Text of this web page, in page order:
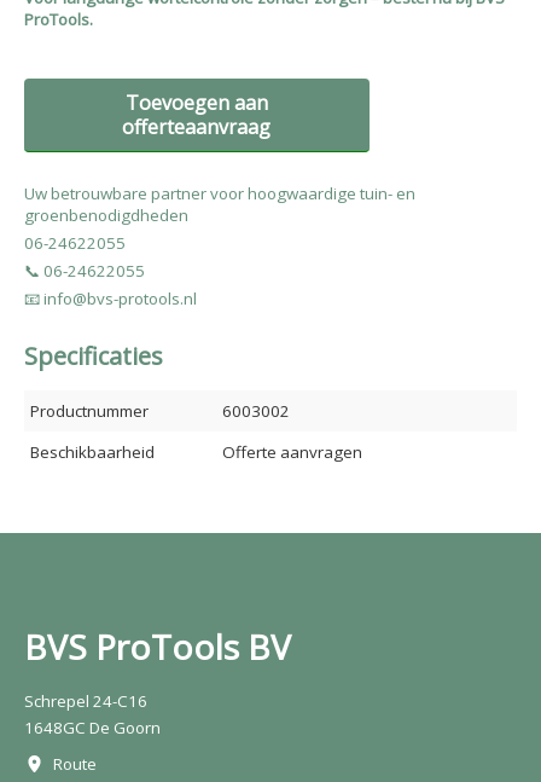
ProTools.
Toevoegen aan
offerteaanvraag
Uw betrouwbare partner voor hoogwaardige tuin- en
groenbenodigdheden
06-24622055
📞 06-24622055
📧 info@bvs-protools.nl
Specificaties
Productnummer
6003002
Beschikbaarheid
Offerte aanvragen
BVS ProTools BV
Schrepel 24-C16
1648GC De Goorn
Route